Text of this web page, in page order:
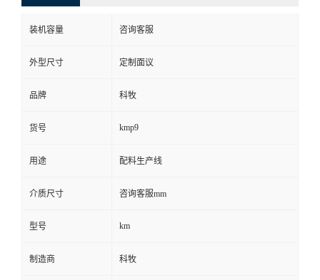
装机容量 咨询客服
外型尺寸 定制面议
品牌 科牧
货号 kmp9
用途 配料生产线
介质尺寸 咨询客服mm
型号 km
制造商 科牧